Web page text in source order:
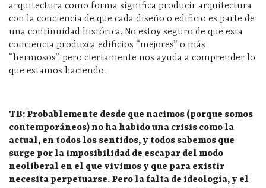
arquitectura como forma significa producir arquitectura
con la conciencia de que cada diseño o edificio es parte de
una continuidad histórica. No estoy seguro de que esta
conciencia produzca edificios “mejores” o más
“hermosos”, pero ciertamente nos ayuda a comprender lo
que estamos haciendo.
TB: Probablemente desde que nacimos (porque somos
contemporáneos) no ha habido una crisis como la
actual, en todos los sentidos, y todos sabemos que
surge por la imposibilidad de escapar del modo
neoliberal en el que vivimos y que para existir
necesita perpetuarse. Pero la falta de ideología, y el